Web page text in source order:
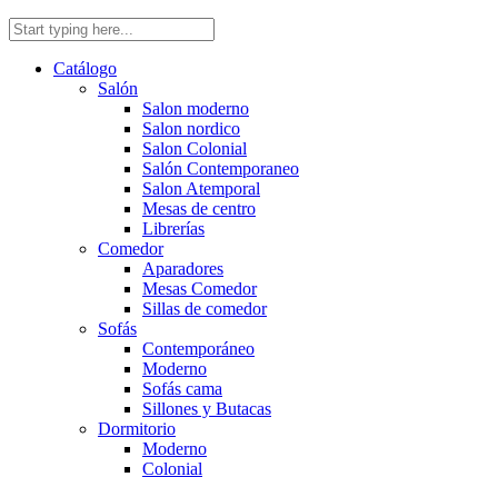
Catálogo
Salón
Salon moderno
Salon nordico
Salon Colonial
Salón Contemporaneo
Salon Atemporal
Mesas de centro
Librerías
Comedor
Aparadores
Mesas Comedor
Sillas de comedor
Sofás
Contemporáneo
Moderno
Sofás cama
Sillones y Butacas
Dormitorio
Moderno
Colonial